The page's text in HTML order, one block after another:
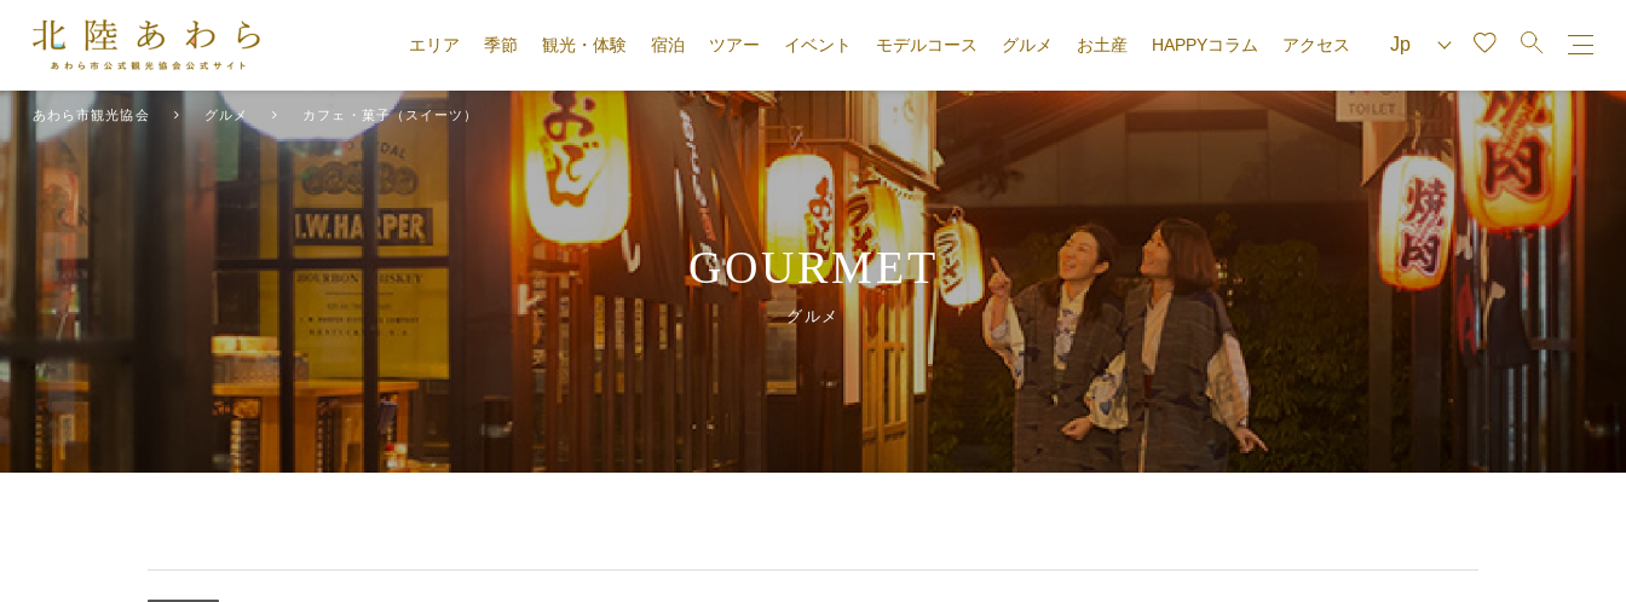
エリア 季節 観光・体験 宿泊 ツアー イベント モデルコース グルメ お土産 HAPPYコラム アクセス
あわら市観光協会 グルメ カフェ・菓子（スイーツ）
GOURMET
グルメ